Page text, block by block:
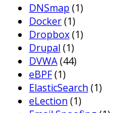
DNSmap (1)
Docker(1)
Dropbox(1)
Drupal (1)
DVWA(44)
eBPF(1)
ElasticSearch (1)
eLection (1)